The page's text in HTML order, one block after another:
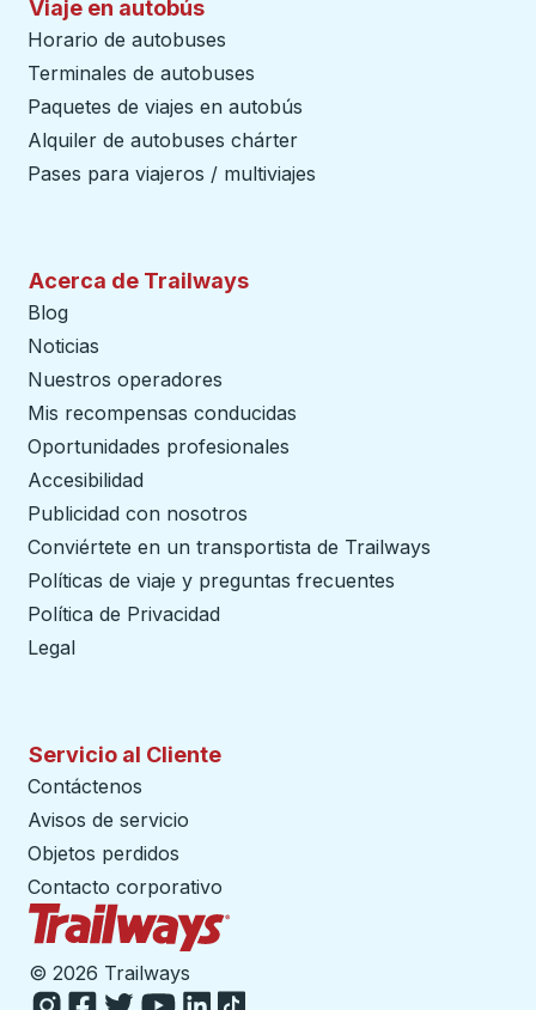
Viaje en autobús
Horario de autobuses
Terminales de autobuses
Paquetes de viajes en autobús
Alquiler de autobuses chárter
Pases para viajeros / multiviajes
Acerca de Trailways
Blog
Noticias
Nuestros operadores
Mis recompensas conducidas
Oportunidades profesionales
Accesibilidad
Publicidad con nosotros
Conviértete en un transportista de Trailways
Políticas de viaje y preguntas frecuentes
Política de Privacidad
Legal
Servicio al Cliente
Contáctenos
Avisos de servicio
Objetos perdidos
Contacto corporativo
© 2026 Trailways